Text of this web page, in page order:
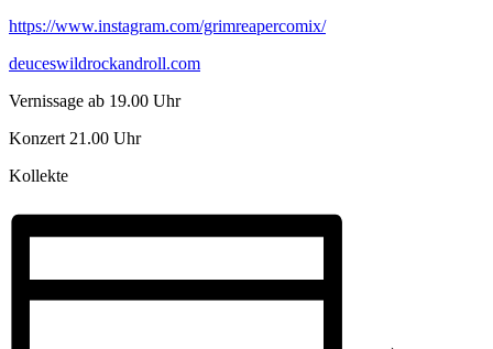
https://www.instagram.com/grimreapercomix/
deuceswildrockandroll.com
Vernissage ab 19.00 Uhr
Konzert 21.00 Uhr
Kollekte